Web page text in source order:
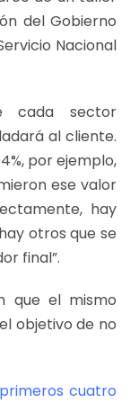
del Gobierno
Nacional
cada sector
al cliente.
por ejemplo,
ese valor
hay
otros que se
final”.
que el mismo
objetivo de no
cuatro